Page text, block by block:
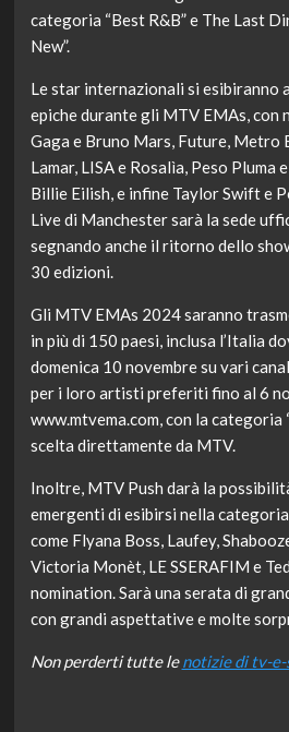
categoria “Best R&B” e The Last
New”.
Le star internazionali si esibiranno
epiche durante gli MTV EMAs, con
Gaga e Bruno Mars, Future, Metro
Lamar, LISA e Rosalìa, Peso Pluma
Billie Eilish, e infine Taylor Swift e
Live di Manchester sarà la sede
segnando anche il ritorno dello
30 edizioni.
Gli MTV EMAs 2024 saranno
in più di 150 paesi, inclusa l’Italia
domenica 10 novembre su vari
per i loro artisti preferiti fino al 6
www.mtvema.com, con la categoria
scelta direttamente da MTV.
Inoltre, MTV Push darà la
emergenti di esibirsi nella categoria
come Flyana Boss, Laufey,
Victoria Monèt, LE SSERAFIM e
nomination. Sarà una serata di
con grandi aspettative e molte
Non perderti tutte lenotizie di tv-